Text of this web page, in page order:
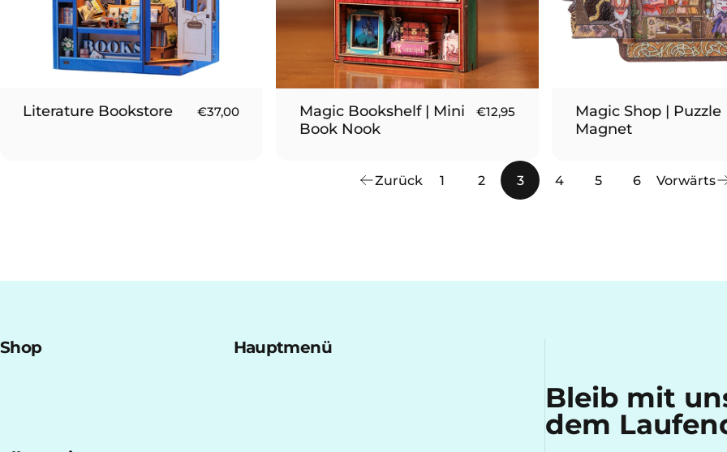
Literature Bookstore €37,00
Magic Bookshelf | Mini
Book Nook
€12,95
Magic Shop | Puzzle
Magnet
Zurück 1 2 3 4 5 6 Vorwärts
Shop Hauptmenü
Bleib mit
dem